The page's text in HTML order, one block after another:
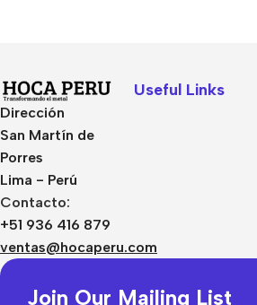
Dirección
San Martín de
Porres
Lima - Perú
Contacto:
+51 936 416 879
ventas@hocaperu.com
Useful Links
Join Our Mailing List